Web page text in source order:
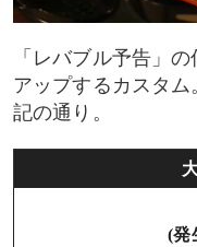
「レバブル予告」
アップするカスタ
記の通り。
(発